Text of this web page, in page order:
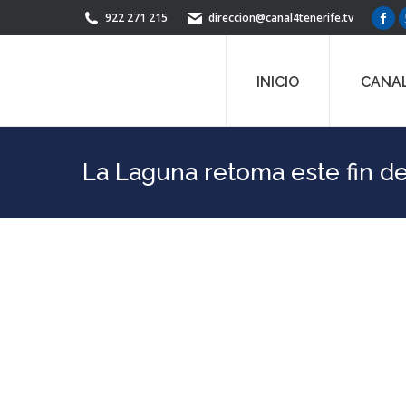
922 271 215 direccion@canal4tenerife.tv
new
INICIO
La Laguna retoma este fin